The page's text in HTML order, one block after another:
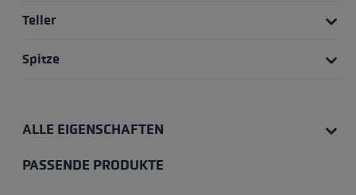
Teller
Spitze
ALLE EIGENSCHAFTEN
PASSENDE PRODUKTE